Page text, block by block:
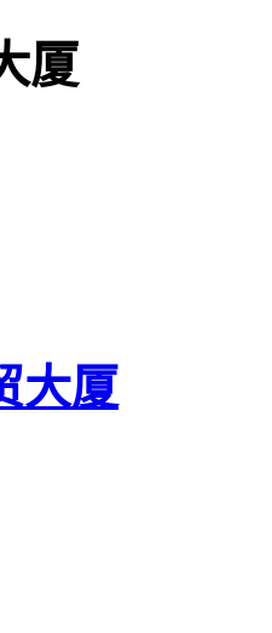
厦
大厦